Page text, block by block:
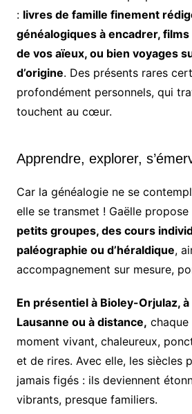
: livres de famille finement
généalogiques à encadrer,
de vos aïeux, ou bien voyages
d’origine. Des présents rares
profondément personnels, qui
touchent au cœur.
Apprendre, explorer,
Car la généalogie ne se
elle se transmet ! Gaëlle propose
petits groupes, des cours
paléographie ou d’héraldique,
accompagnement sur mesure,
En présentiel à Bioley-Orjulaz, à
Lausanne ou à distance, chaque
moment vivant, chaleureux,
et de rires. Avec elle, les siècles
jamais figés : ils deviennent
vibrants, presque familiers.